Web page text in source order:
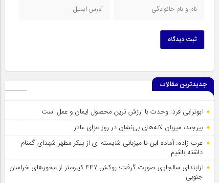
ثبت دیدگاه
جدیدترین مقالات
ابوترابی فرد: وحدت با ارزش ترین محصول ایمان و عمل است
بیرجند، میزبان لاله‌های بی‌نشان در روز عزای مادر
عرب زاده: آماده این تا میزبانی شایسته ای از پیکر مطهر شهدای گمنام
داشته باشیم
ازابتدای سالجاری صورت گرفت؛ روکش ۴۴۷ کیلومتر از محورهای خراسان
جنوبی